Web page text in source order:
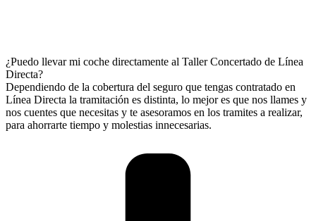
¿Puedo llevar mi coche directamente al Taller Concertado de Línea
Directa?
Dependiendo de la cobertura del seguro que tengas contratado en
Línea Directa la tramitación es distinta, lo mejor es que nos llames y
nos cuentes que necesitas y te asesoramos en los tramites a realizar,
para ahorrarte tiempo y molestias innecesarias.